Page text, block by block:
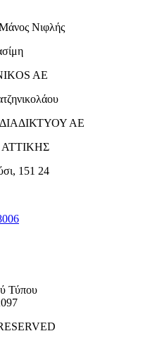
Νιφλής
AE
ΑΕ
151 24
Τύπου